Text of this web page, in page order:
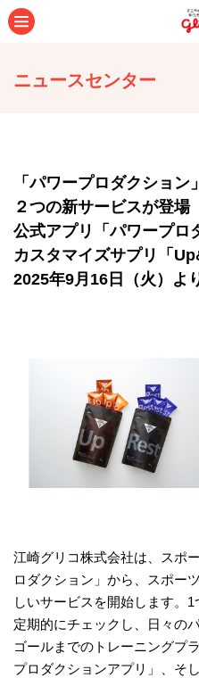
ニュースセンター
「パワープロダクショ
２つの新サービスが登場
公式アプリ「パワープロ
カスタマイズサプリ「
2025年9月16日（火）よ
江崎グリコ株式会社は、スポ
ロダクション」から、スポー
しいサービスを開始します。
定期的にチェックし、日々の
ゴールまでのトレーニングプ
プロダクションアプリ」、そ